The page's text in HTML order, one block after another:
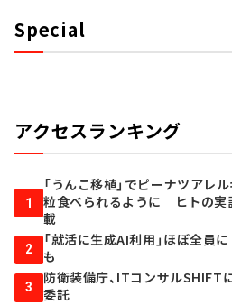
Special
アクセスランキング
1
「うんこ移植」でピーナツアレ
粒食べられるように ヒトの
載
2
「就活に生成AI利用」ほぼ全
も
3
防衛装備庁、ITコンサルSHIFT
委託